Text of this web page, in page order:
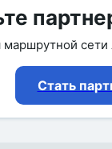
маршрутной
Стать